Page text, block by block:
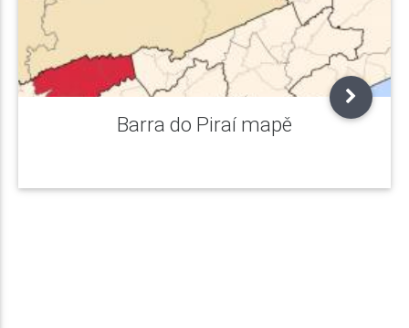
Barra do Piraí mapě